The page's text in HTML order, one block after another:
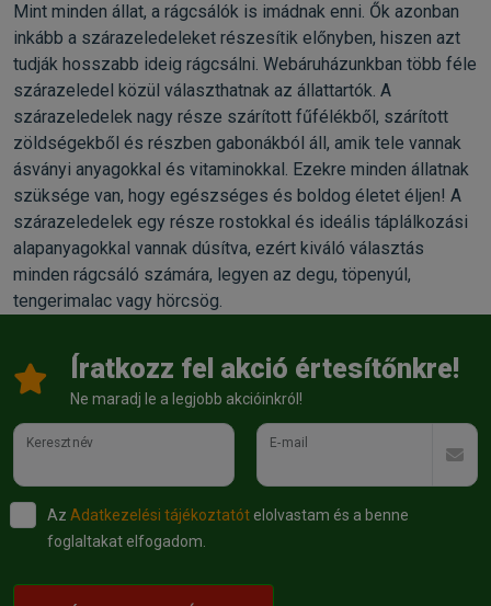
Mint minden állat, a rágcsálók is imádnak enni. Ők azonban
inkább a szárazeledeleket részesítik előnyben, hiszen azt
tudják hosszabb ideig rágcsálni. Webáruházunkban több féle
szárazeledel közül választhatnak az állattartók. A
szárazeledelek nagy része szárított fűfélékből, szárított
zöldségekből és részben gabonákból áll, amik tele vannak
ásványi anyagokkal és vitaminokkal. Ezekre minden állatnak
szüksége van, hogy egészséges és boldog életet éljen! A
szárazeledelek egy része rostokkal és ideális táplálkozási
alapanyagokkal vannak dúsítva, ezért kiváló választás
minden rágcsáló számára, legyen az degu, töpenyúl,
tengerimalac vagy hörcsög.
Íratkozz fel akció értesítőnkre!
Ne maradj le a legjobb akcióinkról!
Keresztnév E-mail
Az Adatkezelési tájékoztatót elolvastam és a benne
foglaltakat elfogadom.